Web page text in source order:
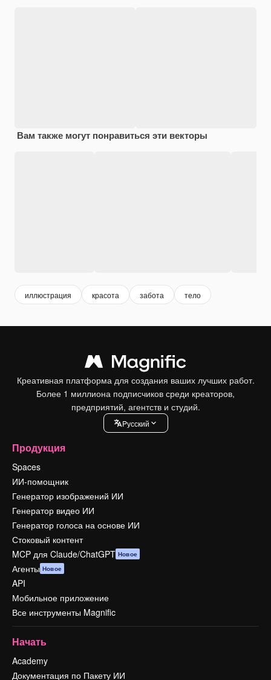
Вам также могут понравиться эти векторы
иллюстрация красота забота тело
Креативная платформа для создания ваших лучших работ.
Более 1 миллиона подписчиков среди креаторов,
предприятий, агентств и студий.
Pусский
Продукция
Spaces
ИИ-помощник
Генератор изображений ИИ
Генератор видео ИИ
Генератор голоса на основе ИИ
Стоковый контент
MCP для Claude/ChatGPT Новое
Агенты Новое
API
Мобильное приложение
Все инструменты Magnific
Начать
Academy
Документация по Пакету ИИ